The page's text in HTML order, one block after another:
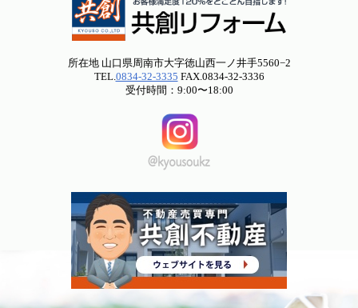
所在地 山口県周南市大字徳山西一ノ井手5560−2
TEL. 0834-32-3335 FAX.0834-32-3336
受付時間：9:00〜18:00